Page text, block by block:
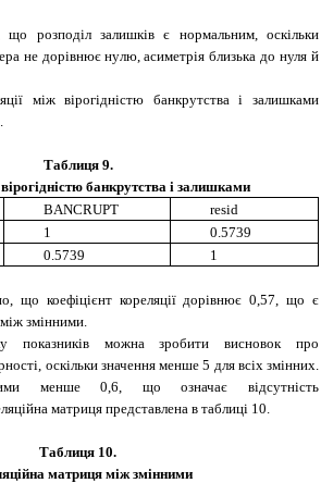
що розподіл залишків є нормальним, оскільки
не дорівнює нулю, асиметрія близька до нуля й
між вірогідністю банкрутства і залишками
Таблиця 9.
вірогідністю банкрутства і залишками
BANCRUPT
resid
1
0.5739
0.5739 1
що коефіцієнт кореляції дорівнює 0,57,що є
між змінними
показників можна зробити висновок про
оскільки значення менше 5 для всіх змінних.
менше 0,6, що означає відсутність
матриця представлена в таблиці 10.
Таблиця 10.
ійна матрицяміж змінними